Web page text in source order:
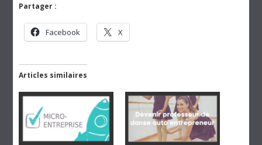
Partager :
Facebook X
Articles similaires